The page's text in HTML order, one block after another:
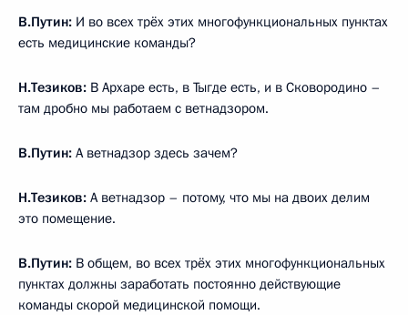
В.Путин: И во всех трёх этих многофункциональных пунктах
есть медицинские команды?
Н.Тезиков: В Архаре есть, в Тыгде есть, и в Сковородино –
там дробно мы работаем с ветнадзором.
В.Путин: А ветнадзор здесь зачем?
Н.Тезиков: А ветнадзор – потому, что мы на двоих делим
это помещение.
В.Путин: В общем, во всех трёх этих многофункциональных
пунктах должны заработать постоянно действующие
команды скорой медицинской помощи.